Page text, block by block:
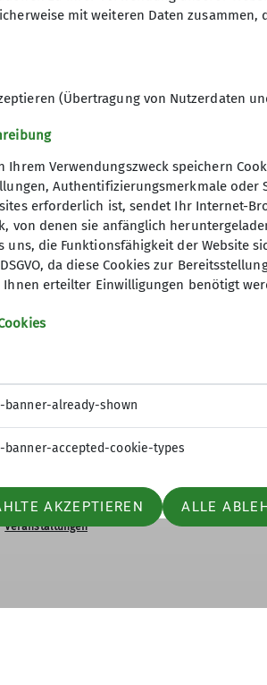
Mitgliedschaft
mehr erfahren
Aktuelles
Veranstaltungen
mit weiteren Daten
(Übertragung von Nutzerdaten
Ihrem Verwendungszweck speichern
Authentifizierungsmerkmale oder
erforderlich ist, sendet Ihr Internet-
von denen sie anfänglich
uns, die Funktionsfähigkeit der Website
da diese Cookies zur
Ihnen erteilter Einwilligungen benötigt
banner-already-shown
banner-accepted-cookie-types
AKZEPTIEREN ALLE